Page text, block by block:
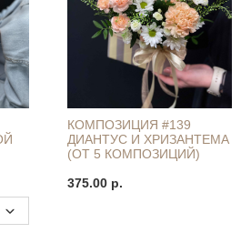
КОМПОЗИЦИЯ #139
ДИАНТУС И ХРИЗАНТЕМА
(ОТ 5 КОМПОЗИЦИЙ)
375.00 р.